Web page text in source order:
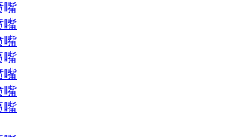
嘴
嘴
嘴
嘴
嘴
嘴
嘴